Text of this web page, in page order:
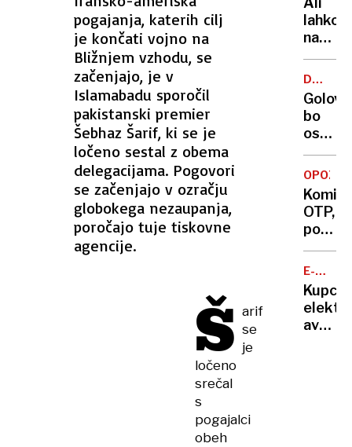
pogajanja, katerih cilj
je končati vojno na
Bližnjem vzhodu, se
začenjajo, je v
Islamabadu sporočil
pakistanski premier
Šebhaz Šarif, ki se je
ločeno sestal z obema
delegacijama. Pogovori
se začenjajo v ozračju
globokega nezaupanja,
poročajo tuje tiskovne
agencije.
Š arif
se
je
ločeno
srečal
s
pogajalci
obeh
10.000
vrst
in
39
litrov
na
lahko
na
bloka
na
žaru?
vas
zna
DELNE
ZAPORE
bo
ostal
brez
24
zaradi
bo
cesta
delno
zaprta
OTP,
pozor:
banka
kartic
E-
Kupci
avtov